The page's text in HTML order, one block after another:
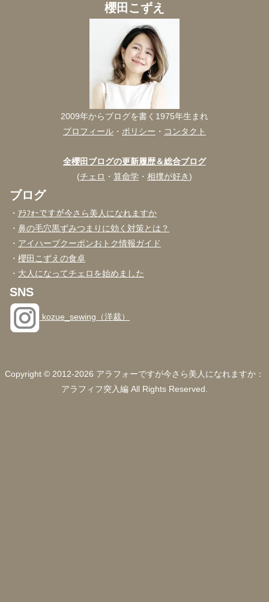
櫻田こずえ
2009年からブログを書く1975年生まれ
プロフィール ・ ポリシー ・ コンタクト
全櫻田ブログの更新履歴＆総合ブログ
(チェロ ・ 算命学 ・ 相撲が好き)
ブログ
・ ｱﾗﾌｫｰですが今さら美人になれますか
・ 鼻の毛穴黒ずみつまりに効く対策とは？
・ アイハーブクーポンおトク情報ガイド
・ 櫻田こずえの食卓
・ 大人になってチェロを始めました
SNS
kozue_sewing（洋裁）
Copyright © 2012-2026 アラフォーですが今さら美人になれますか：
アラフィフ突入編 All Rights Reserved.